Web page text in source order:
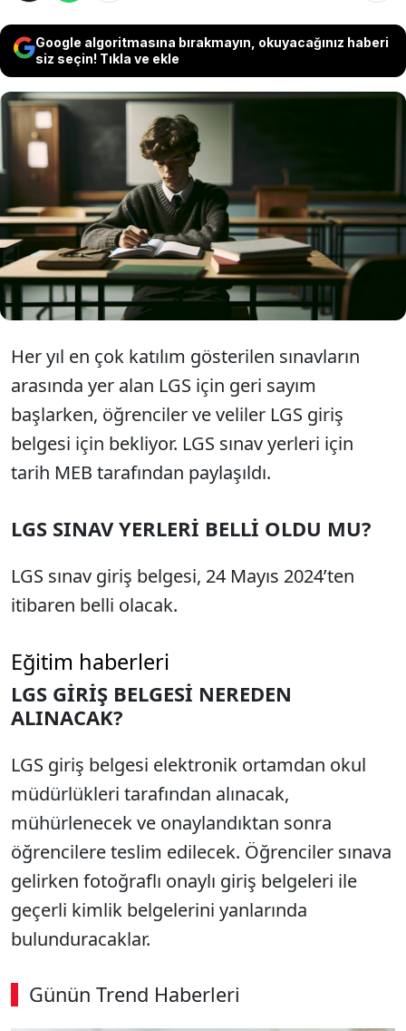
Google algoritmasına bırakmayın, okuyacağınız haberi
siz seçin! Tıkla ve ekle
Ortaöğretimden liseye geçiş yapacak öğrencilerin
katılacağı LGS Milli Eğitim Bakanlığı tarafından 2
Haziran 2024 Pazar günü gerçekleştirilecek.
Yaklaşık bir buçuk milyon öğrencinin katılacağı
sınav için LGS sınav yerleri 24 Mayıs 2024
tarihinden itibaren belli olacak. LGS giriş belgesi
elektronik ortamdan okul müdürlükleri tarafından
alınacak.
Her yıl en çok katılım gösterilen sınavların
arasında yer alan LGS için geri sayım
başlarken, öğrenciler ve veliler LGS giriş
belgesi için bekliyor. LGS sınav yerleri için
tarih MEB tarafından paylaşıldı.
LGS SINAV YERLERİ BELLİ OLDU MU?
LGS sınav giriş belgesi, 24 Mayıs 2024’ten
itibaren belli olacak.
Eğitim haberleri
LGS GİRİŞ BELGESİ NEREDEN
ALINACAK?
LGS giriş belgesi elektronik ortamdan okul
müdürlükleri tarafından alınacak,
mühürlenecek ve onaylandıktan sonra
öğrencilere teslim edilecek. Öğrenciler sınava
gelirken fotoğraflı onaylı giriş belgeleri ile
geçerli kimlik belgelerini yanlarında
bulunduracaklar.
Günün Trend Haberleri
00:02 / 09:15